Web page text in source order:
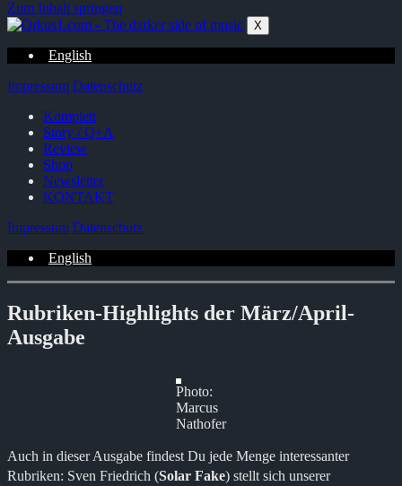
Zum Inhalt springen
X
English
Impressum Datenschutz
Komplett
Story / Q+A
Review
Shop
Newsletter
KONTAKT
Impressum Datenschutz
English
Rubriken-Highlights der März/April-
Ausgabe
Photo:
Marcus
Nathofer
Auch in dieser Ausgabe findest Du jede Menge interessanter
Rubriken: Sven Friedrich (Solar Fake) stellt sich unserer